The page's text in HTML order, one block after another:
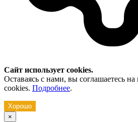
Сайт использует cookies.
Оставаясь с нами, вы соглашаетесь
cookies. Подробнее.
Хорошо
×